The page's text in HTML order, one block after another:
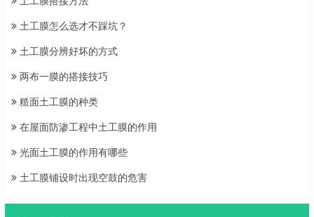
土工膜怎么选才不踩坑？
土工膜分辨好坏的方式
两布一膜的搭接技巧
糙面土工膜的种类
在屋面防渗工程中土工膜的作用
光面土工膜的作用有哪些
土工膜铺设时出现空鼓的危害